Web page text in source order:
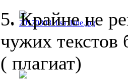
5. Крайне не
чужих текстов
( плагиат)